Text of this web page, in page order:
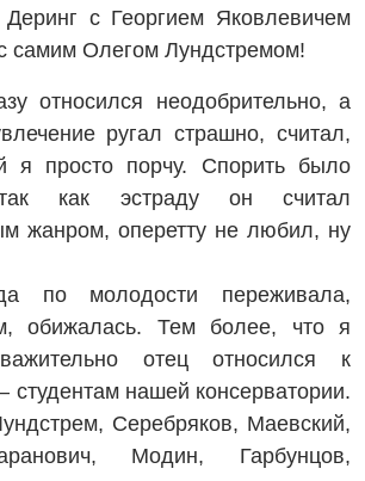
с Георгием Яковлевичем
самим Олегом Лундстремом!
относился неодобрительно, а
ругал страшно, считал,
я просто порчу. Спорить было
так как эстраду он считал
жанром, оперетту не любил, ну
по молодости переживала,
обижалась. Тем более, что я
отец относился к
нашей консерватории.
Серебряков, Маевский,
Модин, Гарбунцов,